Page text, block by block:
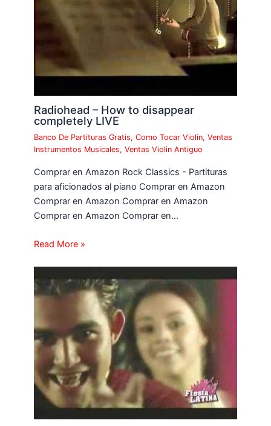
Radiohead – How to disappear
completely LIVE
Banco De Partituras Gratis,Como Tocar Violin,Ventas
Instrumentos Musicales,Ventas Violin Antiguo
Comprar en Amazon Rock Classics - Partituras
para aficionados al piano Comprar en Amazon
Comprar en Amazon Comprar en Amazon
Comprar en Amazon Comprar en…
Read More »